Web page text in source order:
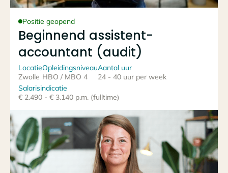
Positie geopend
Beginnend assistent-
accountant (audit)
Locatie
Zwolle
Opleidingsniveau
HBO / MBO 4
Aantal uur
24 - 40 uur per week
Salarisindicatie
€ 2.490 - € 3.140 p.m. (fulltime)